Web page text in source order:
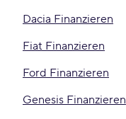
Dacia Finanzieren
Fiat Finanzieren
Ford Finanzieren
Genesis Finanzieren